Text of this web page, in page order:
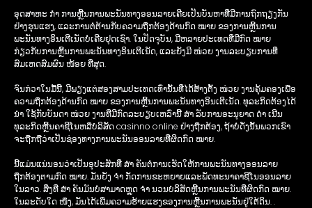
ອຸດສາຫະ ກຳ ການຫຼີ້ນການພະນັນທາງອອນລາຍເຄີຍເປັນບັນຫາທີ່ມີການຖົກຖຽງກັນ
ຢ່າງຮຸນແຮງ, ແລະການຕໍ່ຕ້ານກັບຄວາມຖືກຕ້ອງດ້ານກົດ ໝາຍ ຂອງການຫຼີ້ນການ
ພະນັນທາງອິນເຕີເນັດບໍ່ເຄີຍຢຸດເຊົາ. ໃນປັດຈຸບັນ, ມີຫລາຍປະເທດທີ່ມີກົດ ໝາຍ
ກ່ຽວກັບການຫຼີ້ນການພະນັນທາງອິນເຕີເນັດ, ແລະຍັງມີ ໜ່ວຍ ງານລະບຽບການທີ່
ສົມເຫດສົມຜົນ ໜ້ອຍ ທີ່ສຸດ.
ຈົນກ່ວາໃນມື້ນີ້, ມີພຽງແຕ່ສອງສາມປະເທດເທົ່ານັ້ນທີ່ໄດ້ສ້າງຕັ້ງ ໜ່ວຍ ງານຄຸ້ມຄອງເພື່ອ
ຄວາມຖືກຕ້ອງດ້ານກົດ ໝາຍ ຂອງການຫຼີ້ນການພະນັນທາງອິນເຕີເນັດ. ທຸລະກິດຕ້ອງໄດ້
ນຳ ໃຊ້ກັບບັນດາ ໜ່ວຍ ງານທີ່ມີກົດລະບຽບເຫລົ່ານີ້ ສຳ ລັບການອະນຸຍາດ ດຳ ເນີນ
ທຸລະກິດຫຼີ້ນຄາຊີໂນຫລືບໍລິສັດ casinno online ຢ່າງຖືກຕ້ອງ, ຖ້າບໍ່ດັ່ງນັ້ນພວກເຂົາ
ຈະຖືກຖືວ່າເປັນຊ່ອງທາງການພະນັນອອນລາຍທີ່ຜິດກົດ ໝາຍ.
ນີ້ແມ່ນແນ່ນອນວ່າເປັນອຸປະສັກທີ່ ສຳ ຄັນຕໍ່ການເຮັດໃຫ້ການພະນັນທາງອອນລາຍ
ຖືກຕ້ອງຕາມກົດ ໝາຍ. ມັນຍັງ ຈຳ ກັດການຂະຫຍາຍແລະພັດທະນາຄາຊີໂນອອນລາຍ
ໃນລາວ. ສິ່ງທີ່ ສຳ ຄັນມັນບໍ່ສາມາດຫຼຸດ ຈຳ ນວນບໍລິສັດຫຼີ້ນການພະນັນທີ່ຜິດກົດ ໝາຍ.
ໃນລະດັບໃດ ໜຶ່ງ, ມັນໄດ້ເພີ່ມຄວາມຮ້າຍແຮງຂອງການຫຼີ້ນການພະນັນຢູ່ໃຕ້ດິນ. .